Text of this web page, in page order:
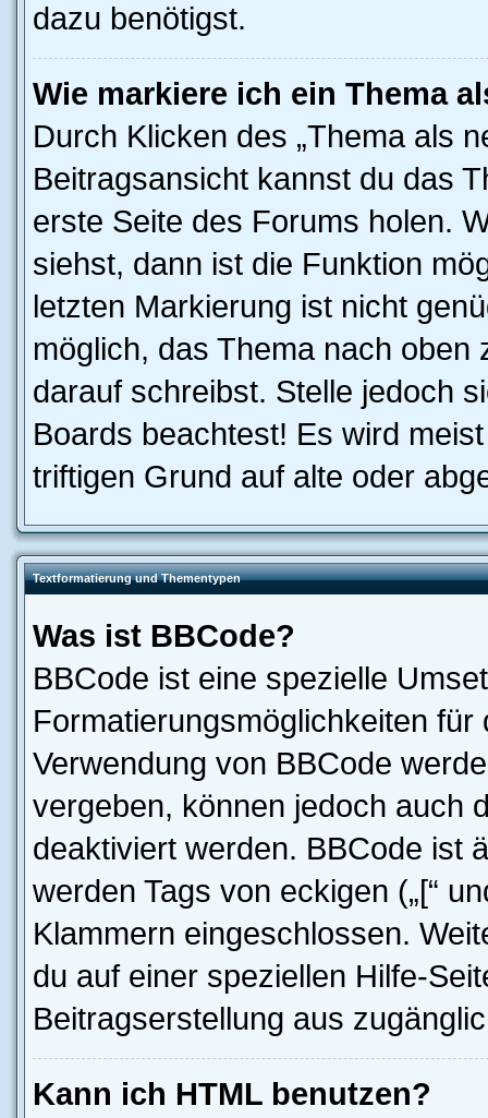
dazu benötigst.
Wie markiere ich ein Thema
Durch Klicken des „Thema als
Beitragsansicht kannst du das
erste Seite des Forums holen.
siehst, dann ist die Funktion
letzten Markierung ist nicht
möglich, das Thema nach oben
darauf schreibst. Stelle jedoch
Boards beachtest! Es wird
triftigen Grund auf alte oder
Textformatierung und Thementypen
Was ist BBCode?
BBCode ist eine spezielle
Formatierungsmöglichkeiten
Verwendung von BBCode
vergeben, können jedoch auch
deaktiviert werden. BBCode ist
werden Tags von eckigen („[“
Klammern eingeschlossen.
du auf einer speziellen Hilfe-
Beitragserstellung aus
Kann ich HTML benutzen?